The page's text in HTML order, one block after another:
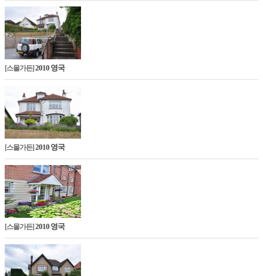
[스몰가든] 2010 영국
[스몰가든] 2010 영국
[스몰가든] 2010 영국